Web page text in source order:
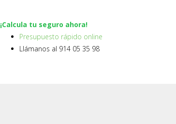
¡Calcula tu seguro ahora!
Presupuesto rápido online
Llámanos al 914 05 35 98